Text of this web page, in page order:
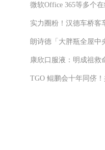
微软Office 365等多个
实力圈粉！汉德车桥客
朗诗德「大胖瓶全屋中
康欣口服液：明成祖救
TGO 鲲鹏会十年同侪